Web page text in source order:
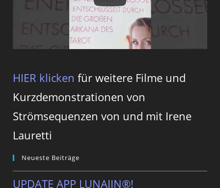
HIER klicken für weitere Filme und
Kurzdemonstrationen von
Strömsequenzen von und mit Irene
Lauretti
Neueste Beiträge
UPDATE APP LUNAJIN®!